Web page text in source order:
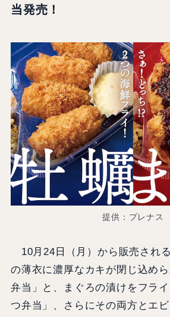
当発売！
提供：プレナス
10月24日（月）から販売され
の薄衣に濃厚なカキが閉じ込め
弁当」と、まぐろの漬けをフラ
つ弁当」、さらにその両方とエ